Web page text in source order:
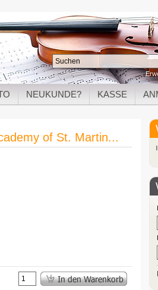
NEUKUNDE? KASSE
of St. Martin...